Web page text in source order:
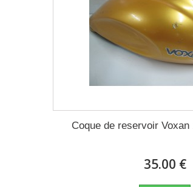
Coque de reservoir Voxan
35.00 €